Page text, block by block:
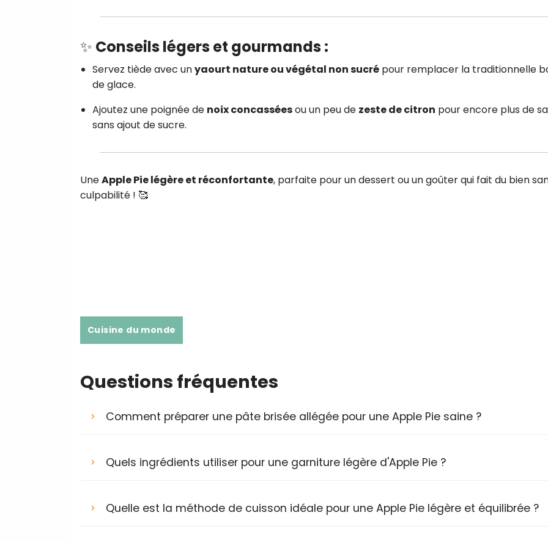
✨ Conseils légers et gourmands :
Servez tiède avec unyaourt nature ou végétal non sucré pour remplacer la traditionnelle
de glace.
Ajoutez une poignée de noix concasséesou un peu de zeste de citron pour encore plus de
sans ajout de sucre.
UneApple Pie légère et réconfortante, parfaite pour un dessert ou un goûter qui fait du bien
culpabilité ! 🥰
Cuisine du monde
Questions fréquentes
Comment préparer une pâte brisée allégée pour une Apple Pie saine ?
Quels ingrédients utiliser pour une garniture légère d'Apple Pie ?
Quelle est la méthode de cuisson idéale pour une Apple Pie légère et équilibrée ?